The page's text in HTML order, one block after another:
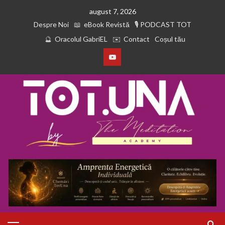
august 7, 2026
Despre Noi
eBook Revistă
PODCAST TOT
Oracolul GabriEL
Contact Coșul tău